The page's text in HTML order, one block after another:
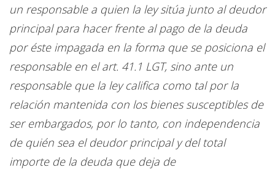
un responsable a quien la ley sitúa junto al deudor
principal para hacer frente al pago de la deuda
por éste impagada en la forma que se posiciona el
responsable en el art. 41.1 LGT, sino ante un
responsable que la ley califica como tal por la
relación mantenida con los bienes susceptibles de
ser embargados, por lo tanto, con independencia
de quién sea el deudor principal y del total
importe de la deuda que deja de